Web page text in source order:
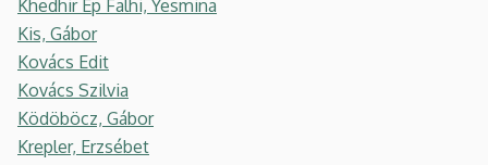
Khedhir Ep Falhi, Yesmina
Kis, Gábor
Kovács Edit
Kovács Szilvia
Ködöböcz, Gábor
Krepler, Erzsébet